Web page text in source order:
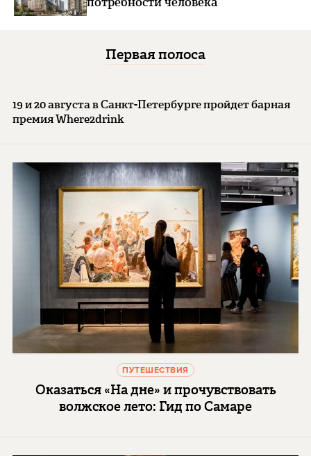
Первая полоса
19 и 20 августа в Санкт-Петербурге пройдет барная
премия Where2drink
ПУТЕШЕСТВИЯ
Оказаться «На дне» и прочувствовать
волжское лето: Гид по Самаре